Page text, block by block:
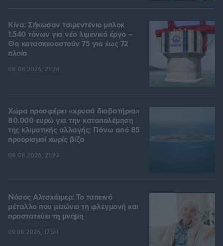
Κίνα: Σήκωσαν τσιμεντένιο μπλοκ
1.540 τόνων για νέο λιμενικό έργο –
Θα κατασκευαστούν 75 για έως 72
πλοία
08.08.2026, 21:24
Χώρα προσφέρει «χρυσά διαβατήρια»
80.000 ευρώ για την καταπολέμηση
της κλιματικής αλλαγής: Πάνω από 85
προορισμοί χωρίς βίζα
08.08.2026, 21:23
Νόσος Αλτσχάιμερ: Το ταπεινό
μέταλλο που μειώνει τη φλεγμονή και
προστατεύει τη μνήμη
09.08.2026, 17:50